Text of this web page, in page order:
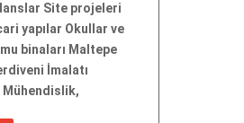
Site projeleri
yapılar Okullar ve
binaları Maltepe
İmalatı
Mühendislik,